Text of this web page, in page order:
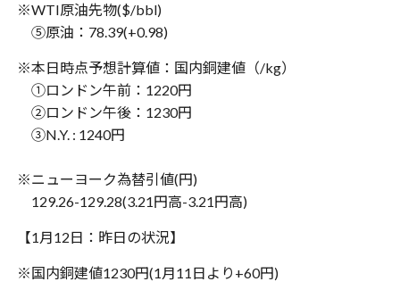
※WTI原油先物($/bbl)
⑤原油：78.39(+0.98)
※本日時点予想計算値：国内銅建値（/kg）
①ロンドン午前：1220円
②ロンドン午後：1230円
③N.Y. : 1240円
※ニューヨーク為替引値(円)
129.26-129.28(3.21円高-3.21円高)
【1月12日：昨日の状況】
※国内銅建値1230円(1月11日より+60円)